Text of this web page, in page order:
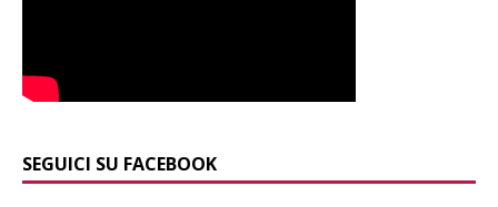
SEGUICI SU FACEBOOK